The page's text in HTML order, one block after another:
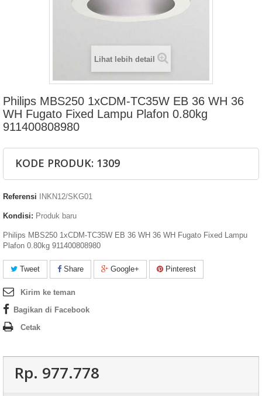
Lihat lebih detail
Philips MBS250 1xCDM-TC35W EB 36 WH 36
WH Fugato Fixed Lampu Plafon 0.80kg
911400808980
KODE PRODUK: 1309
Referensi INKN12/SKG01
Kondisi: Produk baru
Philips MBS250 1xCDM-TC35W EB 36 WH 36 WH Fugato Fixed Lampu
Plafon 0.80kg 911400808980
Tweet Share Google+ Pinterest
Kirim ke teman
Bagikan di Facebook
Cetak
Rp‎. 977.778